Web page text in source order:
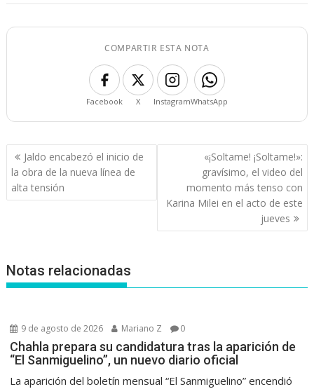
COMPARTIR ESTA NOTA
Facebook X InstagramWhatsApp
Navegación
de
entradas
Jaldo encabezó el inicio de
la obra de la nueva línea de
alta tensión
«¡Soltame! ¡Soltame!»:
gravísimo, el video del
momento más tenso con
Karina Milei en el acto de este
jueves
Notas relacionadas
9 de agosto de 2026 Mariano Z 0
Chahla prepara su candidatura tras la aparición de
“El Sanmiguelino”, un nuevo diario oficial
La aparición del boletín mensual “El Sanmiguelino” encendió